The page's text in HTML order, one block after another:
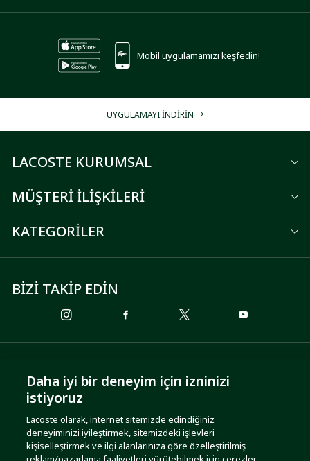
Mobil uygulamamızı keşfedin!
UYGULAMAYI İNDİRİN
LACOSTE KURUMSAL
MÜŞTERİ İLİŞKİLERİ
KATEGORİLER
BİZİ TAKİP EDİN
ÖDEME SEÇENEKLERİ
KARGO SEÇENEKLERİ
Daha iyi bir deneyim için izninizi
istiyoruz
Lacoste olarak, internet sitemizde edindiğiniz
deneyiminizi iyileştirmek, sitemizdeki işlevleri
kişiselleştirmek ve ilgi alanlarınıza göre özelleştirilmiş